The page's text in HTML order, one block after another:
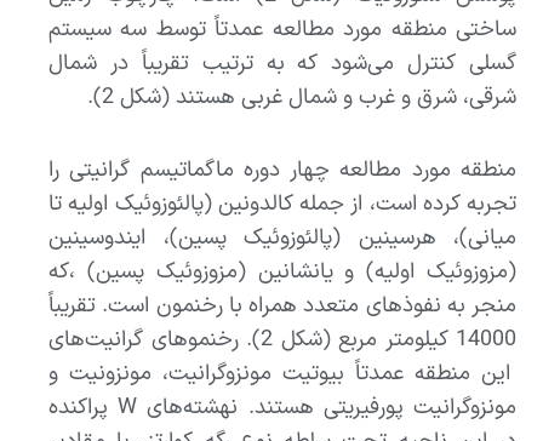
ساختی منطقه مورد مطالعه عمدتاً توسط سه سیستم
گسلی کنترل می‌شود که به ترتیب تقریباً در شمال
شرقی، شرق و غرب و شمال غربی هستند (شکل 2).
منطقه مورد مطالعه چهار دوره ماگماتیسم گرانیتی را
تجربه کرده است، از جمله کالدونین (پالئوزوئیک اولیه تا
میانی)، هرسینین (پالئوزوئیک پسین)، ایندوسینین
(مزوزوئیک اولیه) و یانشانین (مزوزوئیک پسین) ،که
منجر به نفوذهای متعدد همراه با رخنمون است. تقریباً
14000 کیلومتر مربع (شکل 2). رخنمو‌های گرانیت‌های
این منطقه عمدتاً بیوتیت مونزوگرانیت، مونزونیت و
مونزوگرانیت پورفیریتی هستند. نهشته‌های W پراکنده